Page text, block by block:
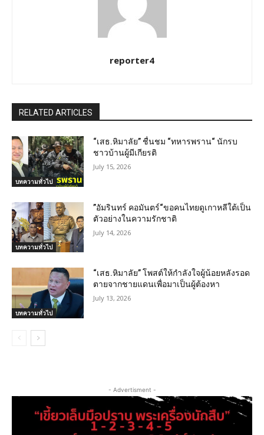
reporter4
RELATED ARTICLES
บทความทั่วไป
“เสธ.หิมาลัย” ชื่นชม “ทหารพราน“ นักรบ
ชาวบ้านผู้มีเกียรติ
July 15, 2026
บทความทั่วไป
”อัมรินทร์ คอมันตร์“ขอคนไทยดูเกาหลีใต้เป็น
ตัวอย่างในความรักชาติ
July 14, 2026
บทความทั่วไป
“เสธ.หิมาลัย” โพสต์ให้กำลังใจผู้น้อยหลังรอด
ตายจากชายแดนเพื่อมาเป็นผู้ต้องหา
July 13, 2026
- Advertisment -